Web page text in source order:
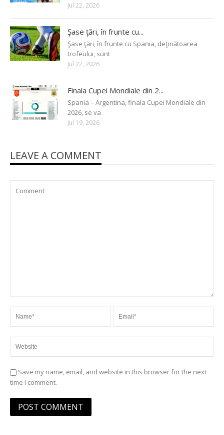
Jul 22, 2026
Şase ţări, în frunte cu...
Şase ţări, în frunte cu Spania, deţinătoarea
trofeului, sunt
Jul 22, 2026
Finala Cupei Mondiale din 2...
Spania – Argentina, finala Cupei Mondiale din
2026, se va
Jul 19, 2026
LEAVE A COMMENT
Save my name, email, and website in this browser for the next
time I comment.